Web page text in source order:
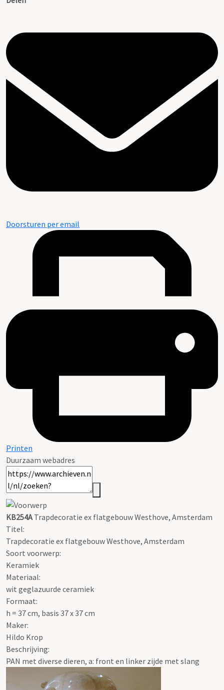
Doorsturen per email
Printen
Duurzaam webadres
KB254A Trapdecoratie ex flatgebouw Westhove, Amsterdam
Titel:
Trapdecoratie ex flatgebouw Westhove, Amsterdam
Soort voorwerp:
Keramiek
Materiaal:
wit geglazuurde ceramiek
Formaat:
h = 37 cm, basis 37 x 37 cm
Maker:
Hildo Krop
Beschrijving:
PAN met diverse dieren, a: front en linker zijde met slang